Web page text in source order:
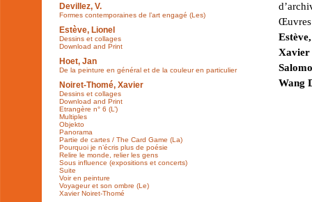
Devillez, V.
Formes contemporaines de l’art engagé (Les)
Estève, Lionel
Dessins et collages
Download and Print
Hoet, Jan
De la peinture en général et de la couleur en particulier
Noiret-Thomé, Xavier
Dessins et collages
Download and Print
Etrangère n° 6 (L’)
Multiples
Objekto
Panorama
Partie de cartes / The Card Game (La)
Pourquoi je n’écris plus de poésie
Relire le monde, relier les gens
Sous influence (expositions et concerts)
Suite
Voir en peinture
Voyageur et son ombre (Le)
Xavier Noiret-Thomé
Wang